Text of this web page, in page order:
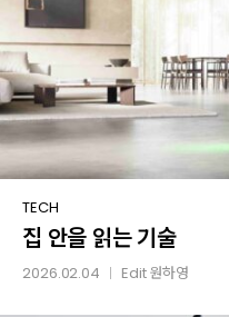
집
안을
읽는
TECH
집 안을 읽는 기술
2026.02.04 Edit원하영